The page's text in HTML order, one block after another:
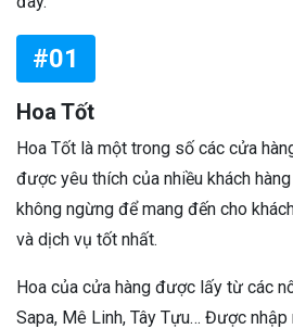
#01
Hoa Tốt
Hoa Tốt là một trong số các cửa
được yêu thích của nhiều khách
không ngừng để mang đến cho
và dịch vụ tốt nhất.
Hoa của cửa hàng được lấy từ các
Sapa, Mê Linh, Tây Tựu… Được